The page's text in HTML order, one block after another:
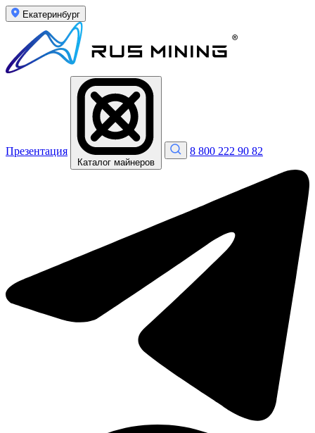
Екатеринбург
Презентация
Каталог майнеров
8 800 222 90 82